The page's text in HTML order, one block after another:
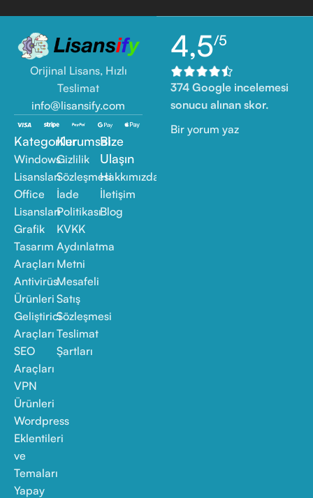
Orijinal Lisans, Hızlı
Teslimat
info@lisansify.com
Kategoriler
Windows
Lisansları
Office
Lisansları
Grafik
Tasarım
Araçları
Antivirüs
Ürünleri
Geliştirici
Araçları
SEO
Araçları
VPN
Ürünleri
Wordpress
Eklentileri
ve
Temaları
Yapay
Kurumsal
Gizlilik
Sözleşmesi
İade
Politikası
KVKK
Aydınlatma
Metni
Mesafeli
Satış
Sözleşmesi
Teslimat
Şartları
Bize
Ulaşın
Hakkımızda
İletişim
Blog
4,5/5
374 Google incelemesi
sonucu alınan skor.
Bir yorum yaz